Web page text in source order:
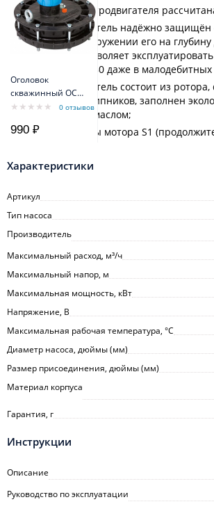
Оголовок
скважинный ОСП
130-140/40
0 отзывов
990 ₽
обмотка электродвигателя
электродвигатель надёжно
воды при погружении его на глубину
воды, что позволяет
Belamos TF3-80 даже в
электродвигатель состоит из ротора,
шарикоподшипников, заполнен
безопасным маслом;
режим работы мотора S1
Характеристики
Артикул
Тип насоса
Производитель
Максимальный расход, м³/ч
Максимальный напор, м
Максимальная мощность, кВт
Напряжение, В
Максимальная рабочая температура, °С
Диаметр насоса, дюймы (мм)
Размер присоединения, дюймы (мм)
Материал корпуса
Гарантия, г
Инструкции
Описание
Руководство по эксплуатации